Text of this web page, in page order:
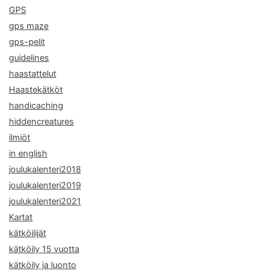
GPS
gps maze
gps-pelit
guidelines
haastattelut
Haastekätköt
handicaching
hiddencreatures
ilmiöt
in english
joulukalenteri2018
joulukalenteri2019
joulukalenteri2021
Kartat
kätköilijät
kätköily 15 vuotta
kätköily ja luonto